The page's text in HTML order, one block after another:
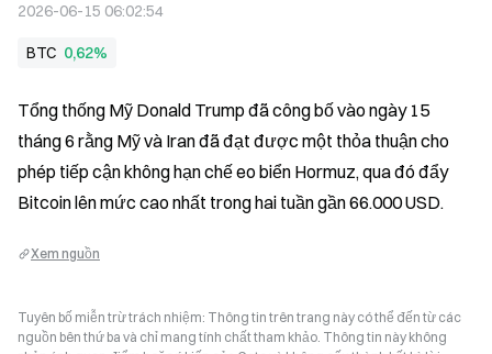
2026-06-15 06:02:54
BTC 0,62%
Tổng thống Mỹ Donald Trump đã công bố vào ngày 15
tháng 6 rằng Mỹ và Iran đã đạt được một thỏa thuận cho
phép tiếp cận không hạn chế eo biển Hormuz, qua đó đẩy
Bitcoin lên mức cao nhất trong hai tuần gần 66.000 USD.
Xem nguồn
Tuyên bố miễn trừ trách nhiệm: Thông tin trên trang này có thể đến từ các
nguồn bên thứ ba và chỉ mang tính chất tham khảo. Thông tin này không